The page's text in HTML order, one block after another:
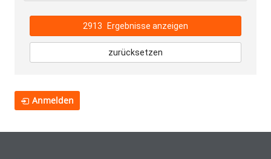
2913 Ergebnisse anzeigen
zurücksetzen
Anmelden